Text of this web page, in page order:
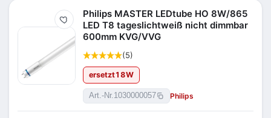
Merken
Philips MASTER LEDtube HO 8W/865
LED T8 tageslichtweiß nicht dimmbar
600mm KVG/VVG
(5)
ersetzt18W
Art.-Nr.1030000057 Philips